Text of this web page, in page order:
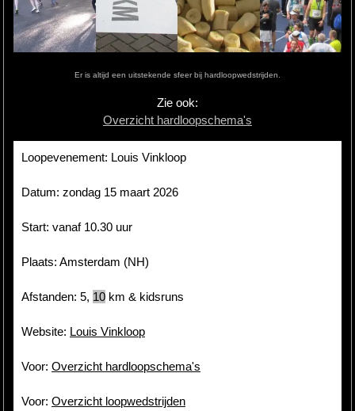
Hardlopen
Site
Er is altijd een uitstekende sfeer bij hardloopwedstrijden.
Zie ook:
Overzicht hardloopschema's
Loopevenement: Louis Vinkloop
Datum: zondag 15 maart 2026
Start: vanaf 10.30 uur
Plaats: Amsterdam (NH)
Afstanden: 5, 10 km & kidsruns
Website: Louis Vinkloop
Voor: Overzicht hardloopschema's
Voor: Overzicht loopwedstrijden